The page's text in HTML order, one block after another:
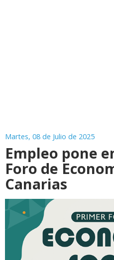
Martes, 08 de Julio de 2025
Empleo pone
Foro de
Canarias